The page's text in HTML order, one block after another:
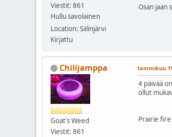
Viestit: 861
Hullu savolainen
Location: Siilinjärvi
Kirjattu
Osan jaan
Chilijamppa
Goat's Weed
Viestit: 861
tammikuu
4 päivää
ollut
Prairie